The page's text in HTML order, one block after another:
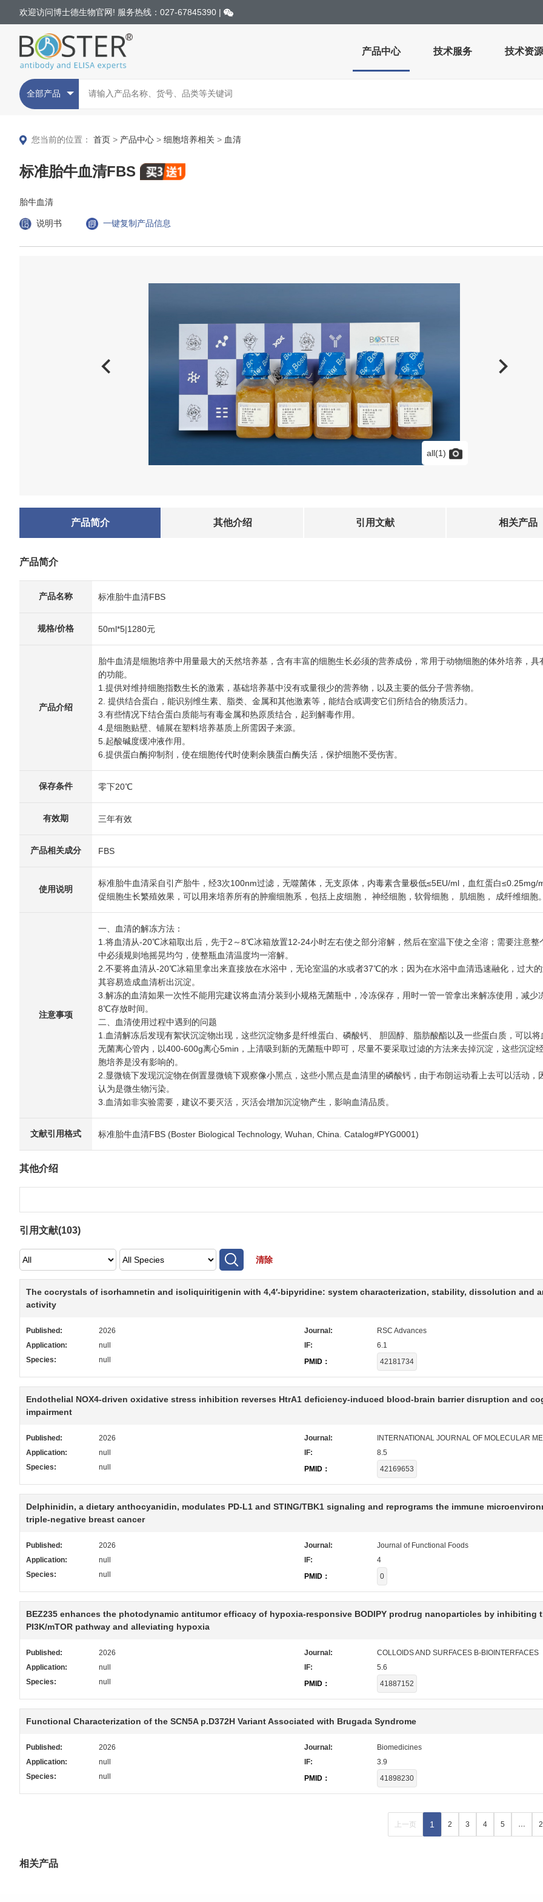
欢迎访问博士德生物官网! 服务热线：027-67845390 |
产品中心 技术服务 技术资源
全部产品
您当前的位置： 首页 > 产品中心 > 细胞培养相关 > 血清
标准胎牛血清FBS
胎牛血清
说明书 一键复制产品信息
all(1)
产品简介 其他介绍 引用文献 相关产品
产品简介
产品名称 标准胎牛血清FBS
规格/价格 50ml*5|1280元
产品介绍
胎牛血清是细胞培养中用量最大的天然培养基，含有丰富的细胞生长必须的营养成份，常用于动物细胞的体外培养，具
的功能。
1.提供对维持细胞指数生长的激素，基础培养基中没有或量很少的营养物，以及主要的低分子营养物。
2. 提供结合蛋白，能识别维生素、脂类、金属和其他激素等，能结合或调变它们所结合的物质活力。
3.有些情况下结合蛋白质能与有毒金属和热原质结合，起到解毒作用。
4.是细胞贴壁、铺展在塑料培养基质上所需因子来源。
5.起酸碱度缓冲液作用。
6.提供蛋白酶抑制剂，使在细胞传代时使剩余胰蛋白酶失活，保护细胞不受伤害。
保存条件 零下20℃
有效期 三年有效
产品相关成分 FBS
使用说明
标准胎牛血清采自引产胎牛，经3次100nm过滤，无噬菌体，无支原体，内毒素含量极低≤5EU/ml，血红蛋白≤0.25mg/
促细胞生长繁殖效果，可以用来培养所有的肿瘤细胞系，包括上皮细胞， 神经细胞，软骨细胞， 肌细胞， 成纤维细胞。
注意事项
一、血清的解冻方法：
1.将血清从-20℃冰箱取出后，先于2～8℃冰箱放置12-24小时左右使之部分溶解，然后在室温下使之全溶；需要注意整
中必须规则地摇晃均匀，使整瓶血清温度均一溶解。
2.不要将血清从-20℃冰箱里拿出来直接放在水浴中，无论室温的水或者37℃的水；因为在水浴中血清迅速融化，过大
其容易造成血清析出沉淀。
3.解冻的血清如果一次性不能用完建议将血清分装到小规格无菌瓶中，冷冻保存，用时一管一管拿出来解冻使用，减少
8℃存放时间。
二、血清使用过程中遇到的问题
1.血清解冻后发现有絮状沉淀物出现，这些沉淀物多是纤维蛋白、磷酸钙、 胆固醇、脂肪酸酯以及一些蛋白质，可以将
无菌离心管内，以400-600g离心5min，上清吸到新的无菌瓶中即可，尽量不要采取过滤的方法来去掉沉淀，这些沉淀
胞培养是没有影响的。
2.显微镜下发现沉淀物在倒置显微镜下观察像小黑点，这些小黑点是血清里的磷酸钙，由于布朗运动看上去可以活动，
认为是微生物污染。
3.血清如非实验需要，建议不要灭活，灭活会增加沉淀物产生，影响血清品质。
文献引用格式 标准胎牛血清FBS (Boster Biological Technology, Wuhan, China. Catalog#PYG0001)
其他介绍
引用文献(103)
清除
The cocrystals of isorhamnetin and isoliquiritigenin with 4,4′-bipyridine: system characterization, stability, dissolution and
activity
Published: 2026 Journal:
RSC Advances
Application:
null IF:
6.1
Species:
null PMID： 42181734
Endothelial NOX4‑driven oxidative stress inhibition reverses HtrA1 deficiency‑induced blood‑brain barrier disruption and
impairment
Published: 2026 Journal:
INTERNATIONAL JOURNAL OF MOLECULAR
Application:
null IF:
8.5
Species:
null PMID： 42169653
Delphinidin, a dietary anthocyanidin, modulates PD-L1 and STING/TBK1 signaling and reprograms the immune
triple-negative breast cancer
Published: 2026 Journal:
Journal of Functional Foods
Application:
null IF:
4
Species:
null PMID： 0
BEZ235 enhances the photodynamic antitumor efficacy of hypoxia-responsive BODIPY prodrug nanoparticles by inhibiting
PI3K/mTOR pathway and alleviating hypoxia
Published: 2026 Journal:
COLLOIDS AND SURFACES B-BIOINTERFACES
Application:
null IF:
5.6
Species:
null PMID： 41887152
Functional Characterization of the SCN5A p.D372H Variant Associated with Brugada Syndrome
Published: 2026 Journal:
Biomedicines
Application:
null IF:
3.9
Species:
null PMID： 41898230
上一页 1 2 3 4 5 …
相关产品